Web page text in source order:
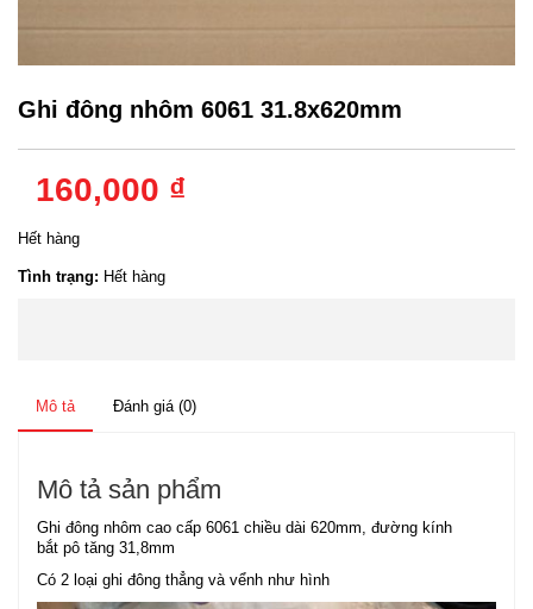
Ghi đông nhôm 6061 31.8x620mm
160,000 ₫
Hết hàng
Tình trạng: Hết hàng
Mô tả Đánh giá (0)
Mô tả sản phẩm
Ghi đông nhôm cao cấp 6061 chiều dài 620mm, đường kính
bắt pô tăng 31,8mm
Có 2 loại ghi đông thẳng và vểnh như hình